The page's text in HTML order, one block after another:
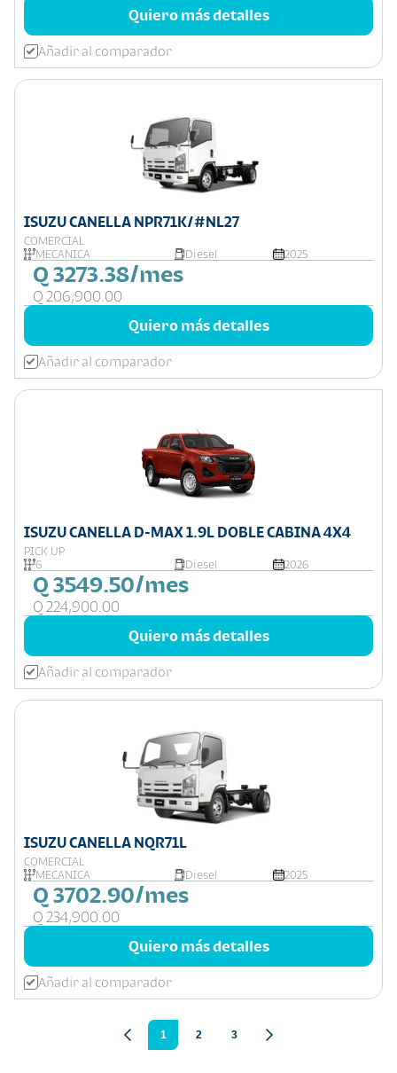
Quiero más detalles
Añadir al comparador
ISUZU CANELLA NPR71K/#NL27
COMERCIAL
MECANICA
Diesel 2025
Q 3273.38/mes
Q 206,900.00
Quiero más detalles
Añadir al comparador
ISUZU CANELLA D-MAX 1.9L DOBLE CABINA 4X4
PICK UP
6
Diesel 2026
Q 3549.50/mes
Q 224,900.00
Quiero más detalles
Añadir al comparador
ISUZU CANELLA NQR71L
COMERCIAL
MECANICA
Diesel 2025
Q 3702.90/mes
Q 234,900.00
Quiero más detalles
Añadir al comparador
1 2 3